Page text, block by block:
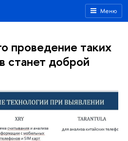
Меню
проведение таких
станет доброй